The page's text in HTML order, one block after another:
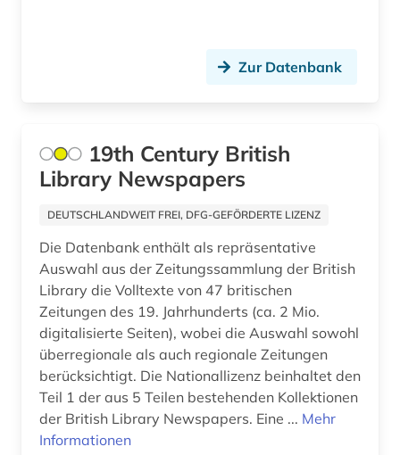
defa (1)
defa-studio für spielfilme (1)
desinformation (1)
deutsch (1)
deutsche film ag (2)
deutsche film gmbh (1)
Suedostasien (1)
Suedosteuropa (2)
Tschechische Republik (1)
Tuerkei (1)
USA (20)
Ukraine (2)
Ungarn (2)
Zur Datenbank
19th Century British
Library Newspapers
DEUTSCHLANDWEIT FREI, DFG-GEFÖRDERTE LIZENZ
Die Datenbank enthält als repräsentative
Auswahl aus der Zeitungssammlung der British
Library die Volltexte von 47 britischen
Zeitungen des 19. Jahrhunderts (ca. 2 Mio.
digitalisierte Seiten), wobei die Auswahl sowohl
überregionale als auch regionale Zeitungen
berücksichtigt. Die Nationallizenz beinhaltet den
Teil 1 der aus 5 Teilen bestehenden Kollektionen
der British Library Newspapers. Eine ... Mehr
Informationen